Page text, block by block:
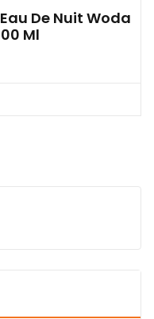
De Nuit Woda
Ml